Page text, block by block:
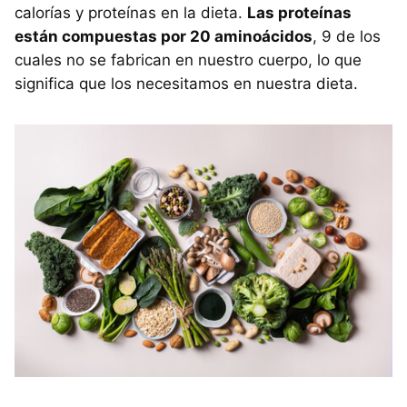
calorías y proteínas en la dieta. Las proteínas
están compuestas por 20 aminoácidos, 9 de los
cuales no se fabrican en nuestro cuerpo, lo que
significa que los necesitamos en nuestra dieta.